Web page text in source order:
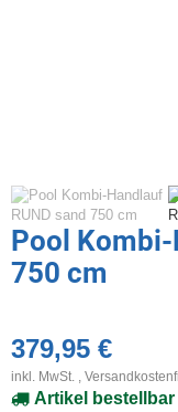
Pool Kombi-
750 cm
379,95 €
inkl. MwSt. ,
Artikel bestellbar